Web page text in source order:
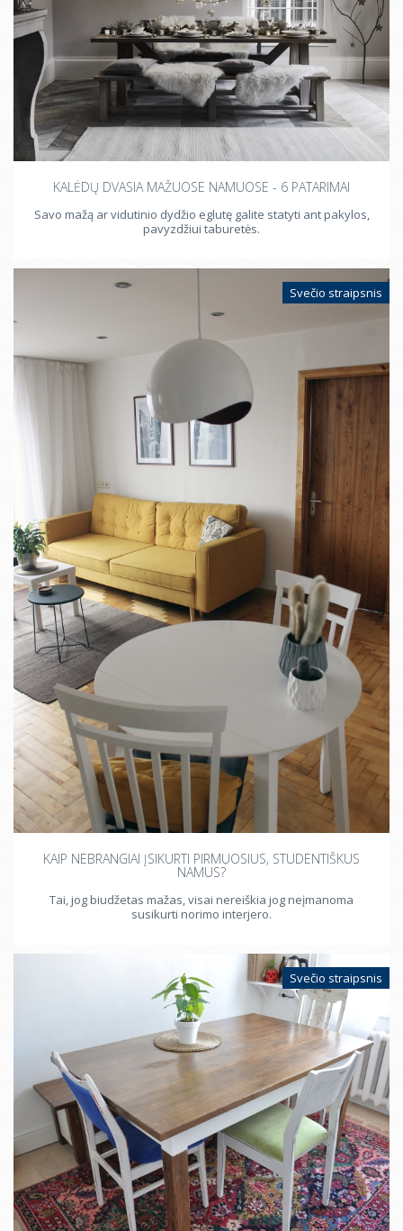
KALĖDŲ DVASIA MAŽUOSE NAMUOSE - 6 PATARIMAI
Savo mažą ar vidutinio dydžio eglutę galite statyti ant pakylos,
pavyzdžiui taburetės.
Svečio straipsnis
KAIP NEBRANGIAI ĮSIKURTI PIRMUOSIUS, STUDENTIŠKUS
NAMUS?
Tai, jog biudžetas mažas, visai nereiškia jog neįmanoma
susikurti norimo interjero.
Svečio straipsnis